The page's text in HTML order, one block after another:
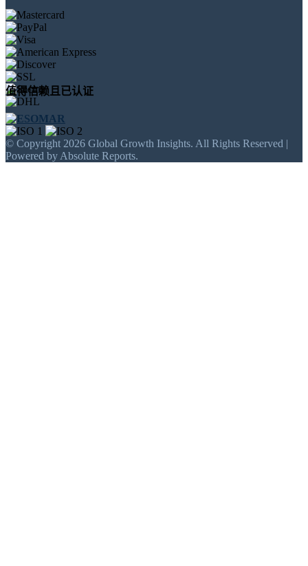
值得信赖且已认证
© Copyright 2026 Global Growth Insights. All Rights Reserved |
Powered by Absolute Reports.